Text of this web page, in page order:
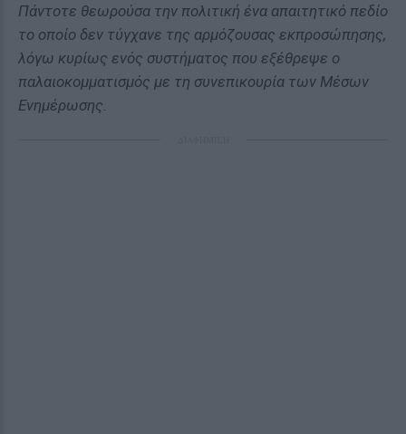
Πάντοτε θεωρούσα την πολιτική ένα απαιτητικό πεδίο
το οποίο δεν τύγχανε της αρμόζουσας εκπροσώπησης,
λόγω κυρίως ενός συστήματος που εξέθρεψε ο
παλαιοκομματισμός με τη συνεπικουρία των Μέσων
Ενημέρωσης.